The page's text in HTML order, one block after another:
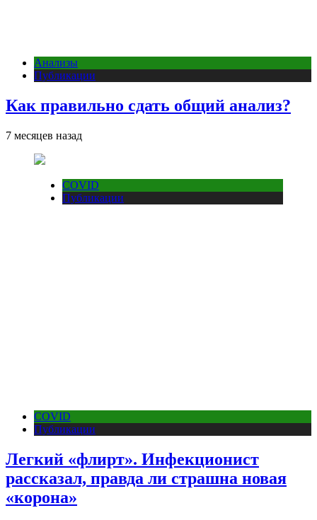
Анализы
Публикации
Как правильно сдать общий анализ?
7 месяцев назад
COVID
Публикации
COVID
Публикации
Легкий «флирт». Инфекционист
рассказал, правда ли страшна новая
«корона»